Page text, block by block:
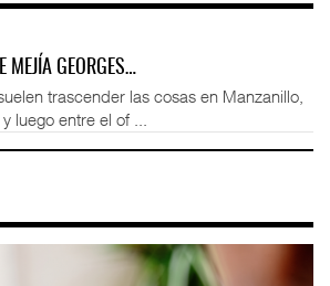
MEJÍA GEORGES…
trascender las cosas en Manzanillo,
luego entre el of ...